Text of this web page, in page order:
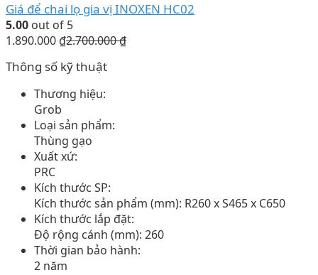
Giá để chai lọ gia vị INOXEN HC02
5.00 out of 5
1.890.000 ₫2.700.000₫
Thông số kỹ thuật
Thương hiệu:
Grob
Loại sản phẩm:
Thùng gạo
Xuất xứ:
PRC
Kích thước SP:
Kích thước sản phẩm (mm): R260 x S465 x C650
Kích thước lắp đặt:
Độ rộng cánh (mm): 260
Thời gian bảo hành:
2 năm